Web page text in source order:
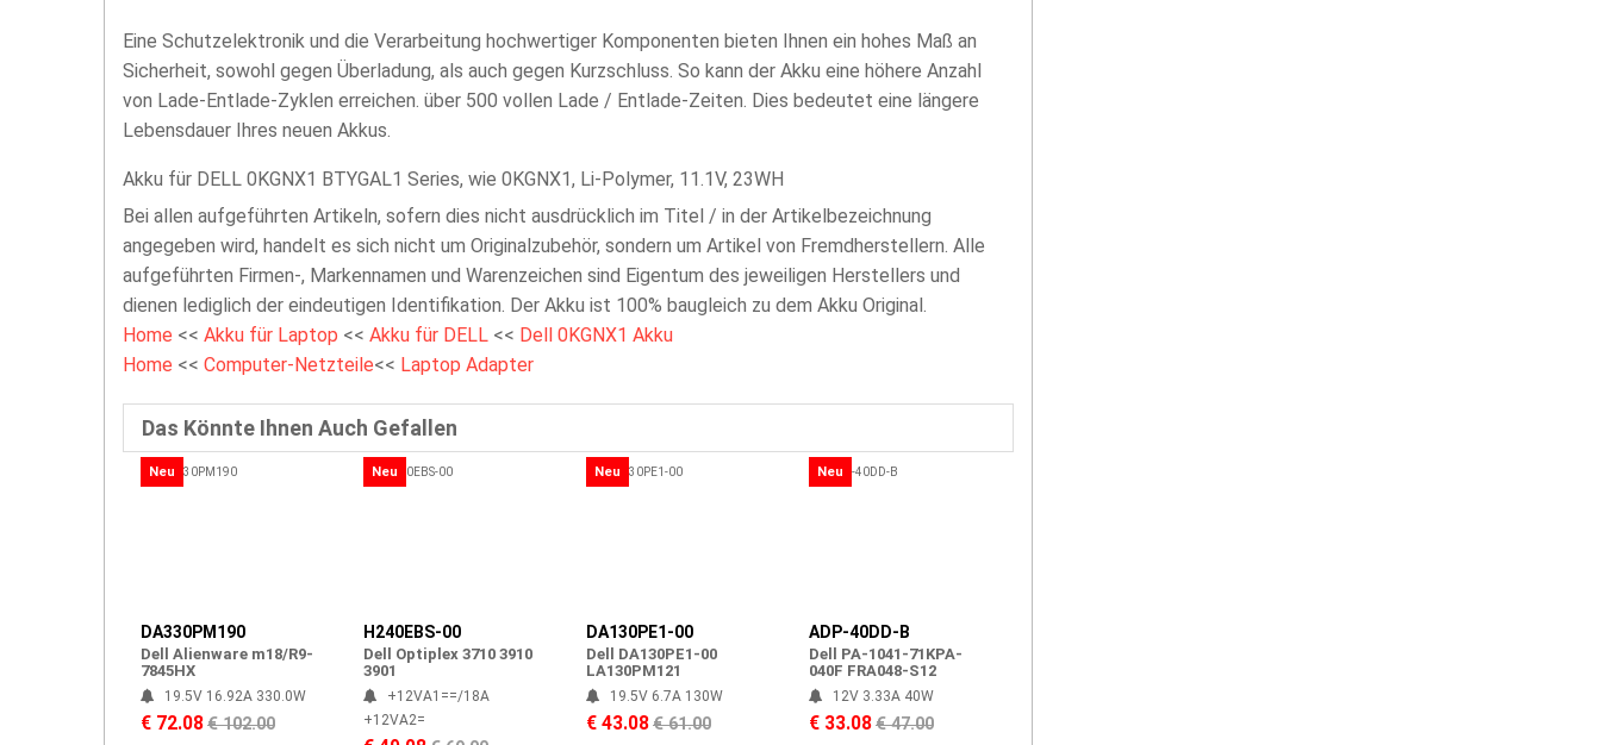
Eine Schutzelektronik und die Verarbeitung hochwertiger Komponenten bieten Ihnen ein hohes Maß an
Sicherheit, sowohl gegen Überladung, als auch gegen Kurzschluss. So kann der Akku eine höhere Anzahl
von Lade-Entlade-Zyklen erreichen. über 500 vollen Lade / Entlade-Zeiten. Dies bedeutet eine längere
Lebensdauer Ihres neuen Akkus.
Akku für DELL 0KGNX1 BTYGAL1 Series, wie 0KGNX1, Li-Polymer, 11.1V, 23WH
Bei allen aufgeführten Artikeln, sofern dies nicht ausdrücklich im Titel / in der Artikelbezeichnung
angegeben wird, handelt es sich nicht um Originalzubehör, sondern um Artikel von Fremdherstellern. Alle
aufgeführten Firmen-, Markennamen und Warenzeichen sind Eigentum des jeweiligen Herstellers und
dienen lediglich der eindeutigen Identifikation. Der Akku ist 100% baugleich zu dem Akku Original.
Home << Akku für Laptop << Akku für DELL << Dell 0KGNX1 Akku
Home << Computer-Netzteile<< Laptop Adapter
Das Könnte Ihnen Auch Gefallen
Neu
DA330PM190
Dell Alienware m18/R9-
7845HX
19.5V 16.92A 330.0W
€ 72.08€ 102.00
Neu
H240EBS-00
Dell Optiplex 3710 3910
3901
+12VA1==/18A
+12VA2=
Neu
DA130PE1-00
Dell DA130PE1-00
LA130PM121
19.5V 6.7A 130W
€ 43.08€ 61.00
Neu
ADP-40DD-B
Dell PA-1041-71KPA-
040F FRA048-S12
12V 3.33A 40W
€ 33.08€ 47.00